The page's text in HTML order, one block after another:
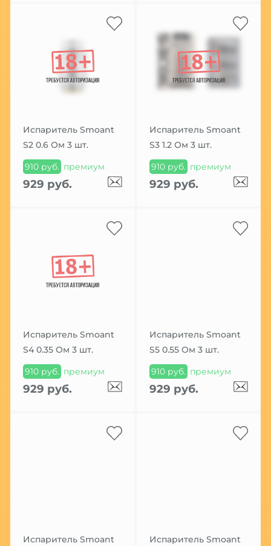
Испаритель Smoant
S2 0.6 Ом 3 шт.
910 руб. премиум
929 руб.
Испаритель Smoant
S3 1.2 Ом 3 шт.
910 руб. премиум
929 руб.
Испаритель Smoant
S4 0.35 Ом 3 шт.
910 руб. премиум
929 руб.
Испаритель Smoant
S5 0.55 Ом 3 шт.
910 руб. премиум
929 руб.
Испаритель Smoant
Испаритель Smoant